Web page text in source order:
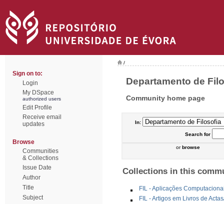
Sign on to:
Login
My DSpace
authorized users
Edit Profile
Receive email
updates
Browse
Communities
& Collections
Issue Date
Author
Title
Subject
/
Departamento de
Community home page
In:
Searchfor
orbrowse
Collections in this
FIL - Aplicações
FIL - Artigos em Livros de